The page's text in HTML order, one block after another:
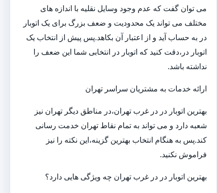
می توان گفت که عدم وجود وسایل نقلیه با اندازه های
مختلف می تواند یک محدودیت و ضعف بزرگ برای یک اتوبار
در به حساب آید و از اعتبار آن بکاهد.پس پیش از انتخاب یک
اتوبار در،دقت کنید که اتوبار در انتخابی شما این ضعف را
نداشته باشد.
ارائه خدمات به مشتریان سراسر تهران
بهترین اتوبار در در غرب تهران،در مناطق دیگر تهران نیز
شعبه دارد و می تواند به تمام نقاط تهران خدمت رسانی
کند.پس به هنگام انتخاب بهترین گزینه،این نکته را نیز
فراموش نکنید.
بهترین اتوبار در در غرب تهران چه ویژگی هایی دارد؟